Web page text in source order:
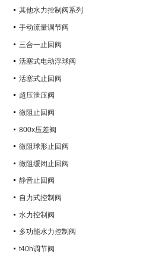
其他水力控制阀系列
手动流量调节阀
三合一止回阀
活塞式电动浮球阀
活塞式止回阀
超压泄压阀
微阻止回阀
800x压差阀
微阻球形止回阀
微阻缓闭止回阀
静音止回阀
自力式控制阀
水力控制阀
多功能水力控制阀
t40h调节阀